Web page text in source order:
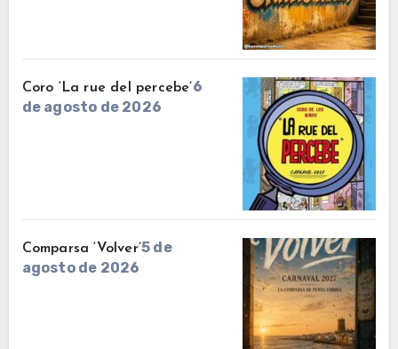
Coro ‘La rue del percebe’6
de agosto de 2026
Comparsa ‘Volver’5 de
agosto de 2026